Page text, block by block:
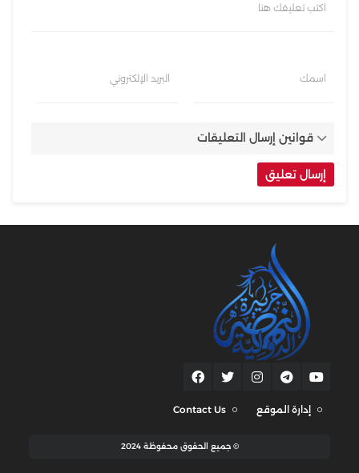
اكتب تعليقك هنا
اسمك البريد الإلكتروني
قوانين إرسال التعليقات
إدارة الموقع Contact Us
© جميع الحقوق محفوظة 2024